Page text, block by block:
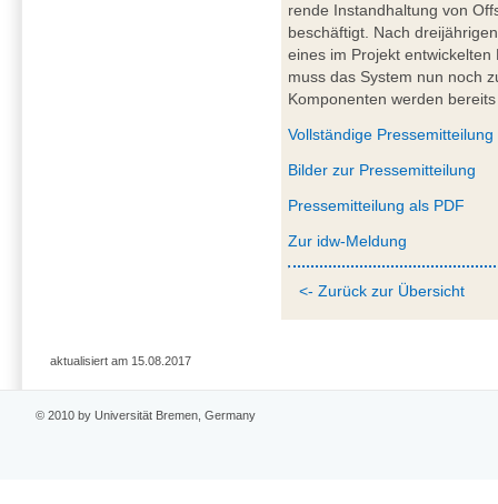
rende Instandhaltung von
beschäftigt. Nach
eines im Projekt
muss das System nun noch
Komponenten werden
Vollständige Pressemitteilung
Bilder zur Pressemitteilung
Pressemitteilung als PDF
Zur idw-Meldung
<- Zurück zur Übersicht
aktualisiert am 15.08.2017
© 2010 by Universität Bremen, Germany